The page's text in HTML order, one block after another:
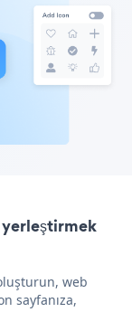
yerleştirmek
web
sayfanıza,